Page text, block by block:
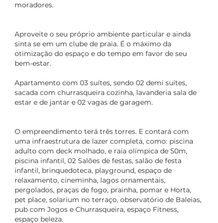
moradores.
Aproveite o seu próprio ambiente particular e ainda
sinta se em um clube de praia. É o máximo da
otimização do espaço e do tempo em favor de seu
bem-estar.
Apartamento com 03 suítes, sendo 02 demi suítes,
sacada com churrasqueira cozinha, lavanderia sala de
estar e de jantar e 02 vagas de garagem.
O empreendimento terá três torres. E contará com
uma infraestrutura de lazer completa, como: piscina
adulto com deck molhado, e raia olímpica de 50m,
piscina infantil, 02 Salões de festas, salão de festa
infantil, brinquedoteca, playground, espaço de
relaxamento, cineminha, lagos ornamentais,
pergolados, praças de fogo, prainha, pomar e Horta,
pet place, solarium no terraço, observatório de Baleias,
pub com Jogos e Churrasqueira, espaço Fitness,
espaço beleza.